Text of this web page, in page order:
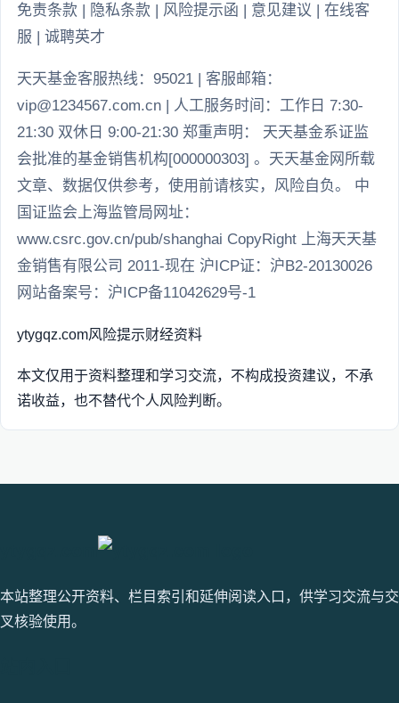
免责条款 | 隐私条款 | 风险提示函 | 意见建议 | 在线客
服 | 诚聘英才
天天基金客服热线：95021 | 客服邮箱：
vip@1234567.com.cn | 人工服务时间：工作日 7:30-
21:30 双休日 9:00-21:30 郑重声明： 天天基金系证监
会批准的基金销售机构[000000303] 。天天基金网所载
文章、数据仅供参考，使用前请核实，风险自负。 中
国证监会上海监管局网址：
www.csrc.gov.cn/pub/shanghai CopyRight 上海天天基
金销售有限公司 2011-现在 沪ICP证：沪B2-20130026
网站备案号：沪ICP备11042629号-1
ytygqz.com风险提示财经资料
本文仅用于资料整理和学习交流，不构成投资建议，不承
诺收益，也不替代个人风险判断。
本站整理公开资料、栏目索引和延伸阅读入口，供学习交流与交
叉核验使用。